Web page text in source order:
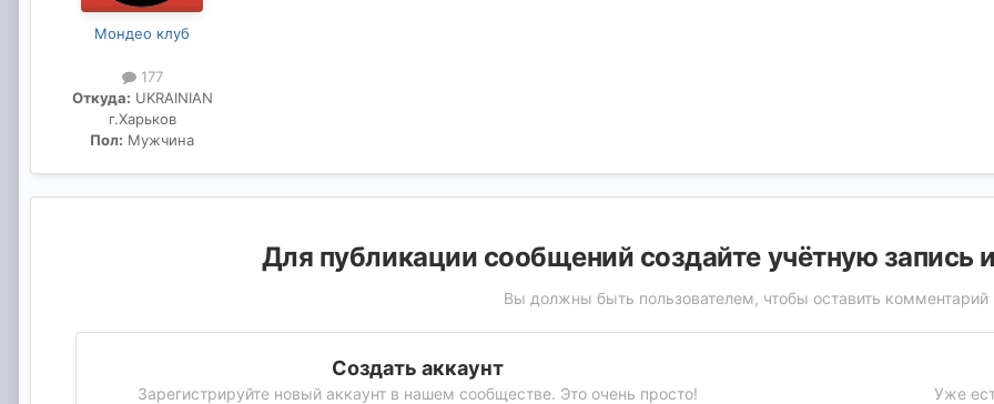
Мондео клуб
177
Откуда: UKRAINIAN
г.Харьков
Пол: Мужчина
Для публикации сообщений создайте учётную запись
Вы должны быть пользователем, чтобы оставить комментарий
Создать аккаунт
Зарегистрируйте новый аккаунт в нашем сообществе. Это очень просто! Уже